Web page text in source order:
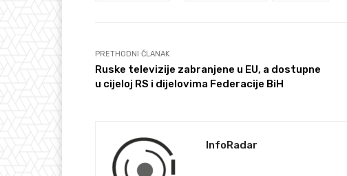
PRETHODNI ČLANAK
Ruske televizije zabranjene u EU, a dostupne
u cijeloj RS i dijelovima Federacije BiH
InfoRadar